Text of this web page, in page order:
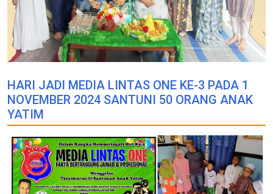
HARI JADI MEDIA LINTAS ONE KE-3 PADA 1
NOVEMBER 2024 SANTUNI 50 ORANG ANAK
YATIM